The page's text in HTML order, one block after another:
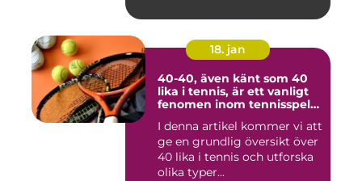
18. jan
40-40, även känt som 40
lika i tennis, är ett vanligt
fenomen inom tennisspelet
spännande och
frustrerande för spelare
och fans
I denna artikel kommer vi att
ge en grundlig översikt över
40 lika i tennis och utforska
olika typer...